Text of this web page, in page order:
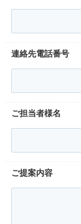
連絡先電話番号
ご担当者様名
ご提案内容